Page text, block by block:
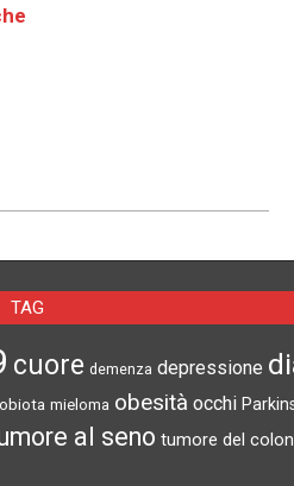
TAG
cuore demenza depressione
mieloma obesità occhi
al seno tumore del colon